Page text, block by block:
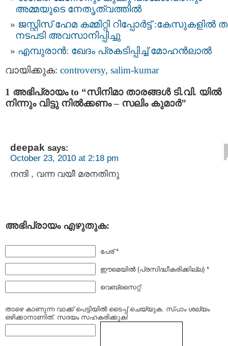
അമ്മയുടെ നേതൃത്വത്തിൽ
ജസ്റ്റിസ്‌ ഹേമ കമ്മിറ്റി റിപ്പോർട്ട് : കേസുകളിൽ
നടപടി അവസാനിപ്പിച്ചു
എമ്പുരാൻ: ഖേദം പ്രകടിപ്പിച്ച് മോഹൻലാൽ
വായിക്കുക: controversy, salim-kumar
1 അഭിപ്രായം to “സിനിമാ താരങ്ങള്‍ ടി.വി. യില്‍
നിന്നും വിട്ടു നില്‍ക്കണം – സലിം കുമാര്‍”
deepak says:
October 23, 2010 at 2:18 pm
നന്ദി , വന്ന വയീ മരനതിനു
അഭിപ്രായം എഴുതുക:
പേര് *
ഈമെയില്‍ (പ്രസിദ്ധീകരിക്കില്ല) *
വെബ്സൈറ്റ്
താഴെ കാണുന്ന വാക്ക് പെട്ടിയില്‍ ടൈപ്പ്‌ ചെയ്യുക. സ്പാം ശല്യം
ഒഴിക്കാനാണിത്. സദയം സഹകരിക്കുക!